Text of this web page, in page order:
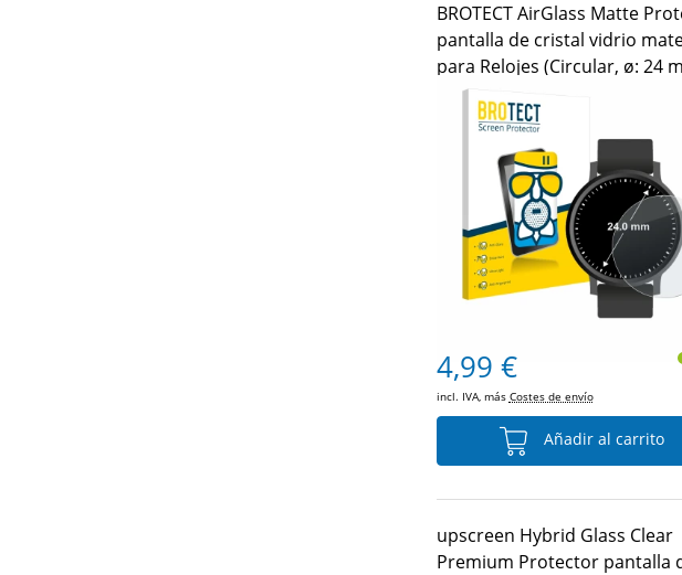
BROTECT AirGlass Matte
pantalla de cristal vidrio
para Relojes (Circular, ø: 24
4,99 €
incl. IVA, más Costes de envío
Añadir al carrito
upscreen Hybrid Glass Clear
Premium Protector pantalla